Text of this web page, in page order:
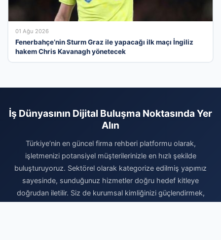
01 Ağu 2026
Fenerbahçe’nin Sturm Graz ile yapacağı ilk maçı İngiliz
hakem Chris Kavanagh yönetecek
İş Dünyasının Dijital Buluşma Noktasında Yer
Alın
Türkiye’nin en güncel firma rehberi platformu olarak,
işletmenizi potansiyel müşterilerinizle en hızlı şekilde
buluşturuyoruz. Sektörel olarak kategorize edilmiş yapımız
sayesinde, sunduğunuz hizmetler doğru hedef kitleye
doğrudan iletilir. Siz de kurumsal kimliğinizi güçlendirmek,